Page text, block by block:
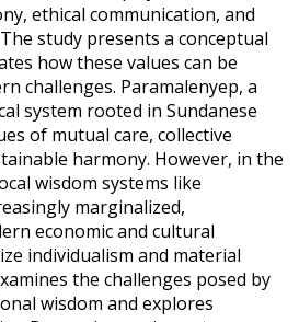
ethical communication, and
study presents a conceptual
how these values can be
challenges. Paramalenyep, a
system rooted in Sundanese
of mutual care, collective
harmony. However, in the
wisdom systems like
marginalized,
economic and cultural
individualism and material
the challenges posed by
wisdom and explores